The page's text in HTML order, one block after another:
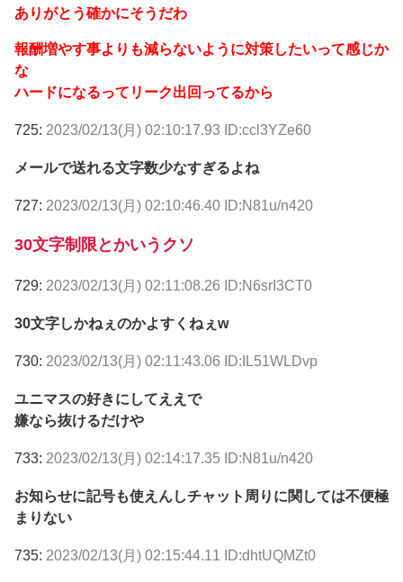
ありがとう確かにそうだわ
報酬増やす事よりも減らないように対策したいって感じか
な
ハードになるってリーク出回ってるから
725: 2023/02/13(月) 02:10:17.93 ID:ccl3YZe60
メールで送れる文字数少なすぎるよね
727: 2023/02/13(月) 02:10:46.40 ID:N81u/n420
30文字制限とかいうクソ
729: 2023/02/13(月) 02:11:08.26 ID:N6srI3CT0
30文字しかねぇのかよすくねぇw
730: 2023/02/13(月) 02:11:43.06 ID:IL51WLDvp
ユニマスの好きにしてええで
嫌なら抜けるだけや
733: 2023/02/13(月) 02:14:17.35 ID:N81u/n420
お知らせに記号も使えんしチャット周りに関しては不便極
まりない
735: 2023/02/13(月) 02:15:44.11 ID:dhtUQMZt0